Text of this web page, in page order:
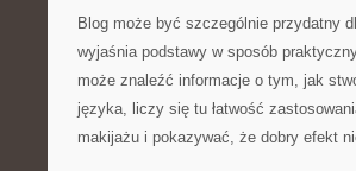
Blog może być szczególnie przydatny
wyjaśnia podstawy w sposób
może znaleźć informacje o tym, jak
języka, liczy się tu łatwość
makijażu i pokazywać, że dobry efekt